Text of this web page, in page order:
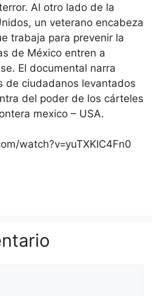
Al otro lado de la
un veterano encabeza
trabaja para prevenir la
de México entren a
El documental narra
de ciudadanos levantados
del poder de los cárteles
mexico – USA.
watch?v=yuTXKIC4Fn0